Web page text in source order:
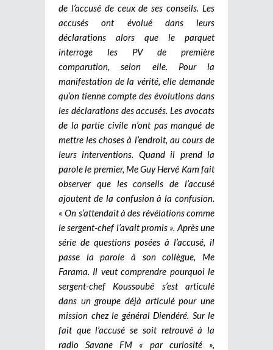
de l’accusé de ceux de ses conseils. Les
accusés ont évolué dans leurs
déclarations alors que le parquet
interroge les PV de première
comparution, selon elle. Pour la
manifestation de la vérité, elle demande
qu’on tienne compte des évolutions dans
les déclarations des accusés. Les avocats
de la partie civile n’ont pas manqué de
mettre les choses à l’endroit, au cours de
leurs interventions. Quand il prend la
parole le premier, Me Guy Hervé Kam fait
observer que les conseils de l’accusé
ajoutent de la confusion à la confusion.
« On s’attendait à des révélations comme
le sergent-chef l’avait promis ». Après une
série de questions posées à l’accusé, il
passe la parole à son collègue, Me
Farama. Il veut comprendre pourquoi le
sergent-chef Koussoubé s’est articulé
dans un groupe déjà articulé pour une
mission chez le général Diendéré. Sur le
fait que l’accusé se soit retrouvé à la
radio Savane FM « par curiosité »,